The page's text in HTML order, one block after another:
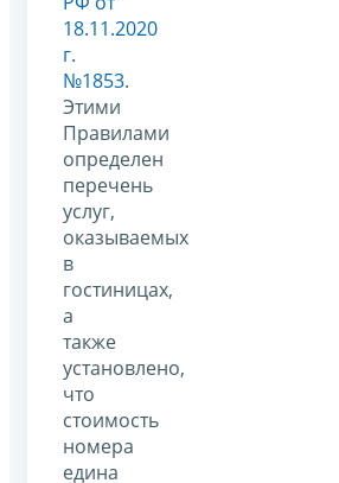
18.11.2020
г.
№1853.
Этими
Правилами
определен
перечень
услуг,
оказываемых
в
гостиницах,
а
также
установлено,
что
стоимость
номера
едина